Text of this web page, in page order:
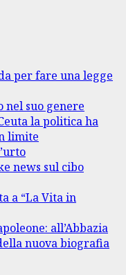
per fare una legge
nel suo genere
la politica ha
limite
news sul cibo
a “La Vita in
all’Abbazia
nuova biografia